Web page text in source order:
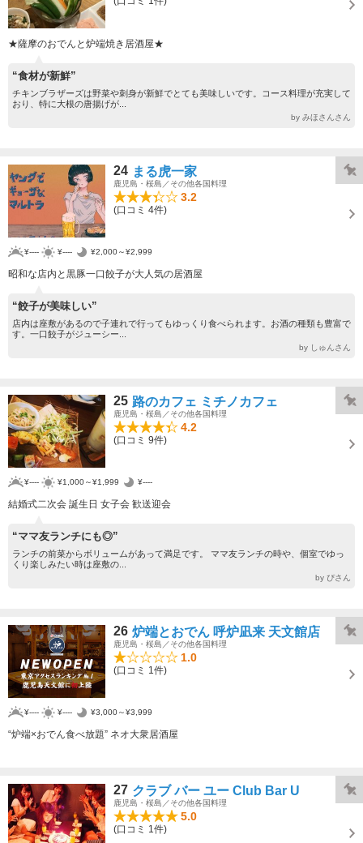
★薩摩のおでんと炉端焼き居酒屋★
“食材が新鮮”
チキンブラザーズは野菜や刺身が新鮮でとても美味しいです。コース料理が充実して
おり、特に大根の唐揚げが...
by みほさんさん
24 まる虎一家
鹿児島・桜島／その他各国料理
3.2
(口コミ 4件)
¥---- ¥---- ¥2,000～¥2,999
昭和な店内と黒豚一口餃子が大人気の居酒屋
“餃子が美味しい”
店内は座敷があるので子連れで行ってもゆっくり食べられます。お酒の種類も豊富で
す。一口餃子がジューシー...
by しゅんさん
25 路のカフェ ミチノカフェ
鹿児島・桜島／その他各国料理
4.2
(口コミ 9件)
¥---- ¥1,000～¥1,999 ¥----
結婚式二次会 誕生日 女子会 歓送迎会
“ママ友ランチにも◎”
ランチの前菜からボリュームがあって満足です。 ママ友ランチの時や、個室でゆっ
くり楽しみたい時は座敷の...
by ぴさん
26 炉端とおでん 呼炉凪来 天文館店
鹿児島・桜島／その他各国料理
1.0
(口コミ 1件)
¥---- ¥---- ¥3,000～¥3,999
“炉端×おでん食べ放題” ネオ大衆居酒屋
27 クラブ バー ユー Club Bar U
鹿児島・桜島／その他各国料理
5.0
(口コミ 1件)